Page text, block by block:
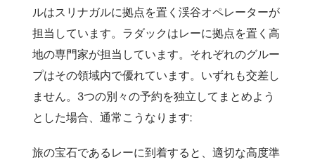
ルはスリナガルに拠点を置く渓谷オペレーターが
担当しています。ラダックはレーに拠点を置く高
地の専門家が担当しています。それぞれのグルー
プはその領域内で優れています。いずれも交差し
ません。3つの別々の予約を独立してまとめよう
とした場合、通常こうなります:
旅の宝石であるレーに到着すると、適切な高度準